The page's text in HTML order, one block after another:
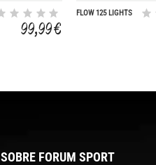
99,99 €
FLOW 125 LIGHTS
SOBRE FORUM SPORT